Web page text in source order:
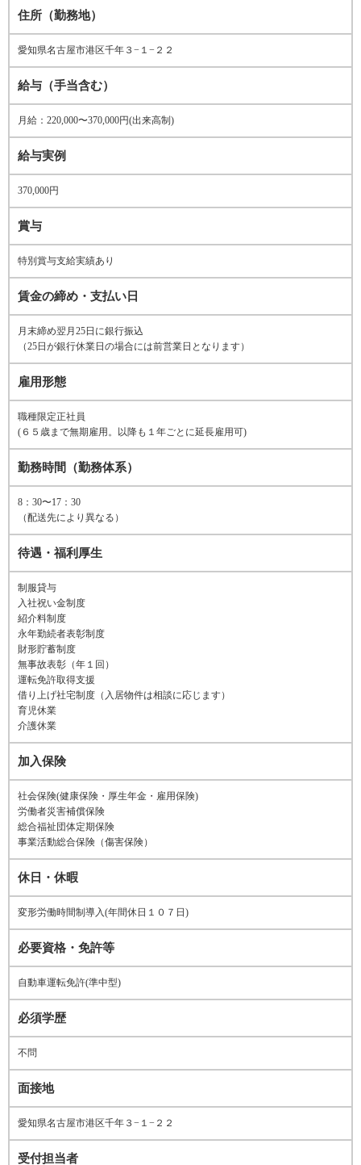
住所（勤務地）
愛知県名古屋市港区千年３−１−２２
給与（手当含む）
月給：220,000〜370,000円(出来高制)
給与実例
370,000円
賞与
特別賞与支給実績あり
賃金の締め・支払い日
月末締め翌月25日に銀行振込
（25日が銀行休業日の場合には前営業日となります）
雇用形態
職種限定正社員
(６５歳まで無期雇用。以降も１年ごとに延長雇用可)
勤務時間（勤務体系）
8：30〜17：30
（配送先により異なる）
待遇・福利厚生
制服貸与
入社祝い金制度
紹介料制度
永年勤続者表彰制度
財形貯蓄制度
無事故表彰（年１回）
運転免許取得支援
借り上げ社宅制度（入居物件は相談に応じます）
育児休業
介護休業
加入保険
社会保険(健康保険・厚生年金・雇用保険)
労働者災害補償保険
総合福祉団体定期保険
事業活動総合保険（傷害保険）
休日・休暇
変形労働時間制導入(年間休日１０７日)
必要資格・免許等
自動車運転免許(準中型)
必須学歴
不問
面接地
愛知県名古屋市港区千年３−１−２２
受付担当者